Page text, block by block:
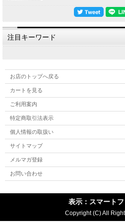
…
【ギフト対応について】
◎各箱(木箱・紙箱)をご希望の場合は、このペ
別途ご注文くださいますようお願いいたしま
◎箱入りの場合は当店のオリジナル包装紙で
【作品に関して】
萩焼伝統工芸士・樋口大桂が伝統的工芸品萩
原材料を使い全工程を手作業でしております
一つ微妙に違いますので、悪しからずご了承く
出来るだけ色や質感がわかりやすいように複
てますが、照明の映り込みが多くある際は風
工をし、逆に修正が難しい場合はそのままに
からずご了承ください。
【萩焼の特徴-萩の七化け】
萩焼は伝統的工芸品萩焼の指定材料である「
が焼き締まらないという特性がある為、生地
という工程で作ります。焼成後、生地と釉薬
やきものを使い手が育てていくと言われる所以
私どもはこの特徴を尊重し時流に流されるこ
精神と、お客様のことを大事にしたいという
注目キーワード
お店のトップへ戻る
カートを見る
ご利用案内
特定商取引法表示
個人情報の取扱い
サイトマップ
メルマガ登録
お問い合わせ
表示：スマートフ
Copyright (C) All